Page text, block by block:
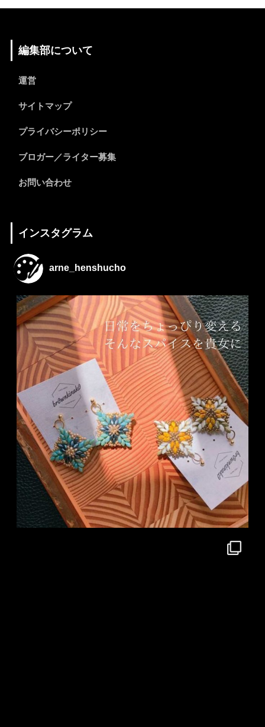
編集部について
運営
サイトマップ
プライバシーポリシー
ブロガー／ライター募集
お問い合わせ
インスタグラム
arne_henshucho